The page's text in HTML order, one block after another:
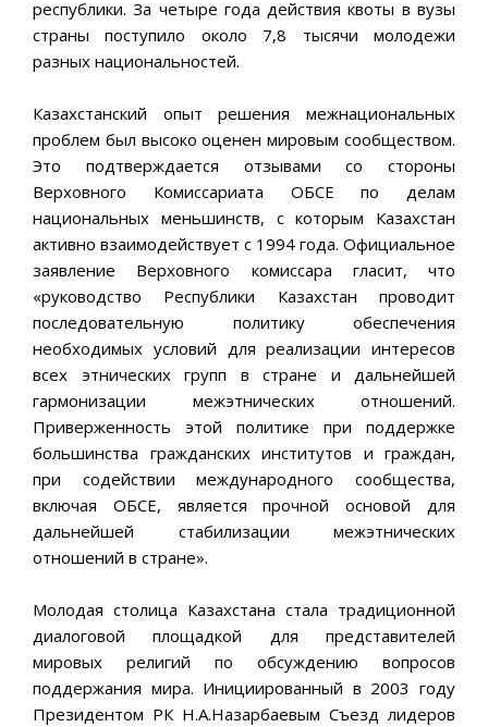
республики. За четыре года действия квоты в вузы
страны поступило около 7,8 тысячи молодежи
разных национальностей.
Казахстанский опыт решения межнациональных
проблем был высоко оценен мировым сообществом.
Это подтверждается отзывами со стороны
Верховного Комиссариата ОБСЕ по делам
национальных меньшинств, с которым Казахстан
активно взаимодействует с 1994 года. Официальное
заявление Верховного комиссара гласит, что
«руководство Республики Казахстан проводит
последовательную политику обеспечения
необходимых условий для реализации интересов
всех этнических групп в стране и дальнейшей
гармонизации межэтнических отношений.
Приверженность этой политике при поддержке
большинства гражданских институтов и граждан,
при содействии международного сообщества,
включая ОБСЕ, является прочной основой для
дальнейшей стабилизации межэтнических
отношений в стране».
Молодая столица Казахстана стала традиционной
диалоговой площадкой для представителей
мировых религий по обсуждению вопросов
поддержания мира. Инициированный в 2003 году
Президентом РК Н.А.Назарбаевым Съезд лидеров